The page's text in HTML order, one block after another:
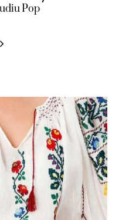
Pop